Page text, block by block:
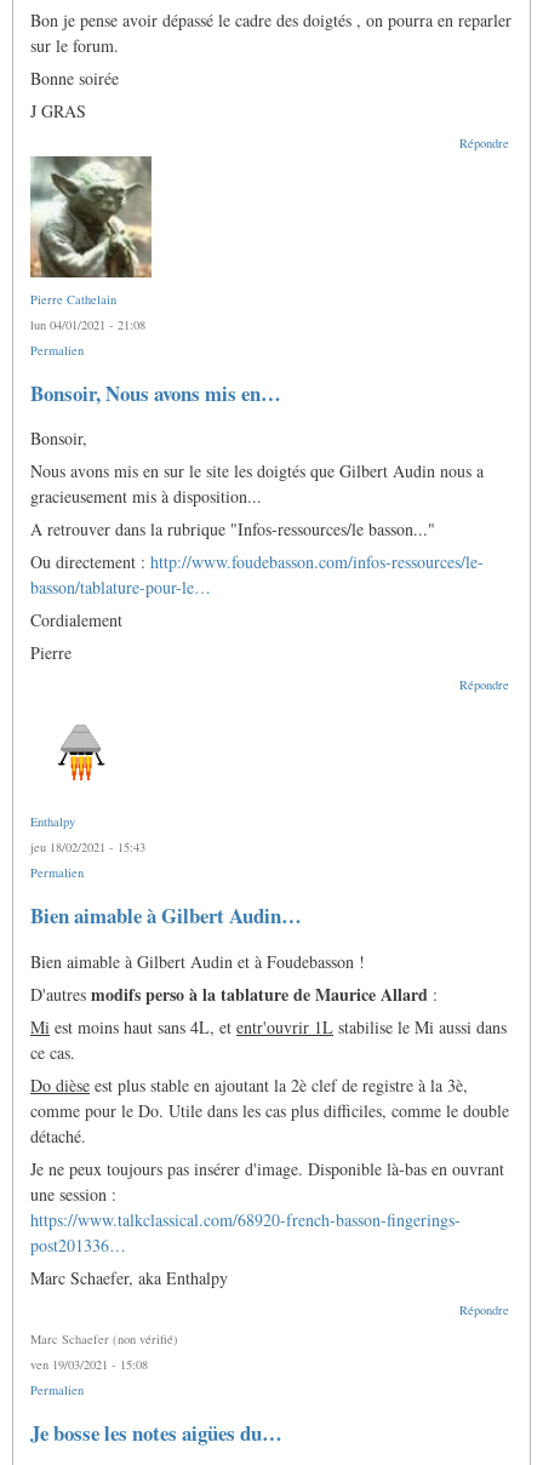
Bon je pense avoir dépassé le cadre des doigtés , on pourra en reparler
sur le forum.
Bonne soirée
J GRAS
Répondre
Pierre Cathelain
lun 04/01/2021 - 21:08
Permalien
Bonsoir, Nous avons mis en…
Bonsoir,
Nous avons mis en sur le site les doigtés que Gilbert Audin nous a
gracieusement mis à disposition...
A retrouver dans la rubrique "Infos-ressources/le basson..."
Ou directement : http://www.foudebasson.com/infos-ressources/le-
basson/tablature-pour-le…
Cordialement
Pierre
Répondre
Enthalpy
jeu 18/02/2021 - 15:43
Permalien
Bien aimable à Gilbert Audin…
Bien aimable à Gilbert Audin et à Foudebasson !
D'autres modifs perso à la tablature de Maurice Allard :
Mi est moins haut sans 4L, et entr'ouvrir 1L stabilise le Mi aussi dans
ce cas.
Do dièse est plus stable en ajoutant la 2è clef de registre à la 3è,
comme pour le Do. Utile dans les cas plus difficiles, comme le double
détaché.
Je ne peux toujours pas insérer d'image. Disponible là-bas en ouvrant
une session :
https://www.talkclassical.com/68920-french-basson-fingerings-
post201336…
Marc Schaefer, aka Enthalpy
Répondre
Marc Schaefer (non vérifié)
ven 19/03/2021 - 15:08
Permalien
Je bosse les notes aigües du…